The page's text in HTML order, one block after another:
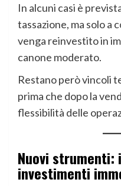
In alcuni casi è
tassazione, ma solo a
venga reinvestito in
canone moderato.
Restano però vincoli
prima che dopo la
flessibilità delle
Nuovi strumenti:
investimenti